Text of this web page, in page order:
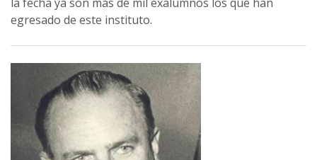
egresado de este instituto.